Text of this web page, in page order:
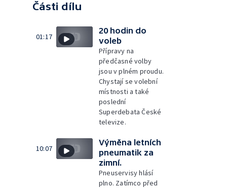
Části dílu
01:17
20 hodin do
voleb
Přípravy na
předčasné volby
jsou v plném proudu.
Chystají se volební
místnosti a také
poslední
Superdebata České
televize.
10:07
Výměna letních
pneumatik za
zimní.
Pneuservisy hlásí
plno. Zatímco před